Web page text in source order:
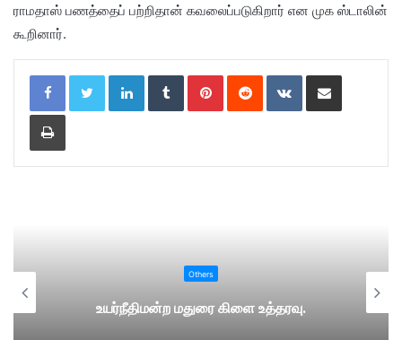
ராமதாஸ் பணத்தைப் பற்றிதான் கவலைப்படுகிறார் என முக ஸ்டாலின்
கூறினார்.
LinkedIn Tumblr Pinterest Reddit VKontakte
Print
Others
உயர்நீதிமன்ற மதுரை கிளை உத்தரவு.